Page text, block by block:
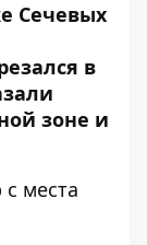
Сечевых
в
зоне и
с места